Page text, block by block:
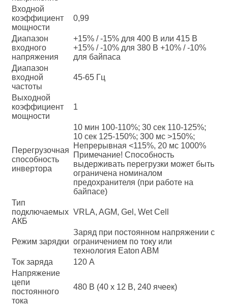
Входной
коэффициент
мощности
0,99
Диапазон
входного
напряжения
+15% / -15% для 400 В или 415 В
+15% / -10% для 380 В +10% / -10%
для байпаса
Диапазон
входной
частоты
45-65 Гц
Выходной
коэффициент
мощности
1
Перегрузочная
способность
инвертора
10 мин 100-110%; 30 сек 110-125%;
10 сек 125-150%; 300 мс >150%;
Непрерывная <115%, 20 мс 1000%
Примечание! Способность
выдерживать перегрузки может быть
ограничена номиналом
предохранителя (при работе на
байпасе)
Тип
подключаемых
АКБ
VRLA, AGM, Gel, Wet Cell
Режим зарядки
Заряд при постоянном напряжении с
ограничением по току или
технология Eaton ABM
Ток заряда
120 А
Напряжение
цепи
постоянного
тока
480 В (40 x 12 В, 240 ячеек)